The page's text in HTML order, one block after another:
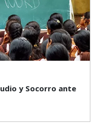
y Socorro ante